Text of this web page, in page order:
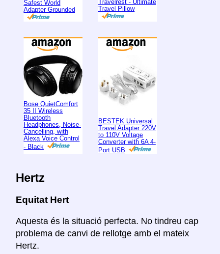
Safest World
Adapter Grounded
Travelrest - Ultimate
Travel Pillow
Bose QuietComfort
35 II Wireless
Bluetooth
Headphones, Noise-
Cancelling, with
Alexa Voice Control
- Black
BESTEK Universal
Travel Adapter 220V
to 110V Voltage
Converter with 6A 4-
Port USB
Hertz
Equitat Hert
Aquesta és la situació perfecta. No tindreu cap
problema de canvi de rellotge amb el mateix
Hertz.